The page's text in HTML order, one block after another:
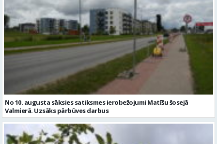
No 10. augusta sāksies satiksmes ierobežojumi Matīšu šosejā
Valmierā. Uzsāks pārbūves darbus